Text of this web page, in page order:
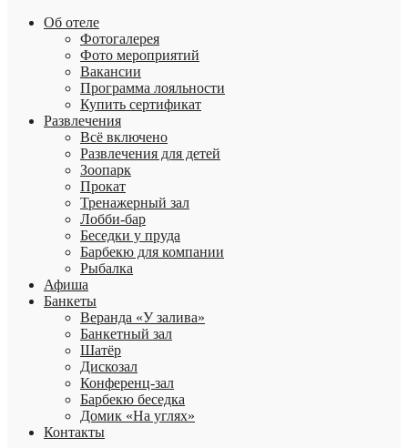
Об отеле
Фотогалерея
Фото мероприятий
Вакансии
Программа лояльности
Купить сертификат
Развлечения
Всё включено
Развлечения для детей
Зоопарк
Прокат
Тренажерный зал
Лобби-бар
Беседки у пруда
Барбекю для компании
Рыбалка
Афиша
Банкеты
Веранда «У залива»
Банкетный зал
Шатёр
Дискозал
Конференц-зал
Барбекю беседка
Домик «На углях»
Контакты